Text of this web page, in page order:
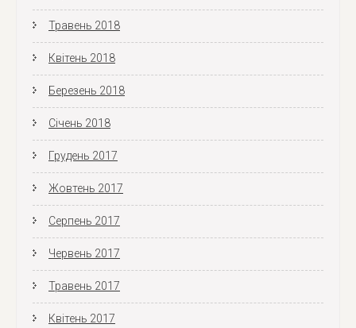
Травень 2018
Квітень 2018
Березень 2018
Січень 2018
Грудень 2017
Жовтень 2017
Серпень 2017
Червень 2017
Травень 2017
Квітень 2017